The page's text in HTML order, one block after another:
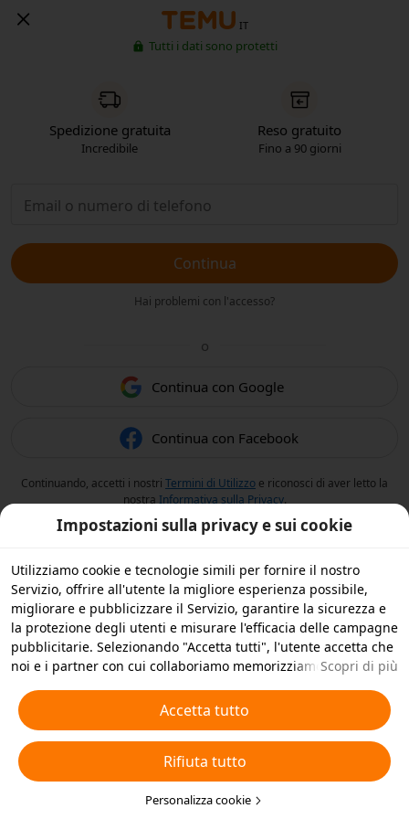
IT
Tutti i dati sono protetti
Spedizione gratuita
Incredibile
Reso gratuito
Fino a 90 giorni
Continua
Hai problemi con l'accesso?
o
Continua con Google
Continua con Facebook
Continuando, accetti i nostri Termini di Utilizzo e riconosci di aver letto la
nostra Informativa sulla Privacy.
Impostazioni sulla privacy e sui cookie
Utilizziamo cookie e tecnologie simili per fornire il nostro
Servizio, offrire all'utente la migliore esperienza possibile,
migliorare e pubblicizzare il Servizio, garantire la sicurezza e
la protezione degli utenti e misurare l'efficacia delle campagne
pubblicitarie. Selezionando "Accetta tutti", l'utente accetta che
noi e i partner con cui collaboriamo memorizziamo cookie e
pubblicitari. L'utente può anche selezionare "Rifiuta tutti" per i
cookie non essenziali, oppure scegliere quali tipi di cookie
accettare o disattivare cliccando su "Personalizza cookie" qui
sotto o in qualsiasi momento nelle impostazioni sulla privacy.
Per ulteriori informazioni, visualizza la nostraInformativa sui
Cookie e sulle Tecnologie Simili.
Scopri di più
Accetta tutto
Rifiuta tutto
Personalizza cookie